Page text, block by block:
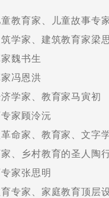
教育家、儿童故事专
学家、建筑教育家梁
魏书生
冯恩洪
学家、教育家马寅初
家顾泠沅
命家、教育家、文字
、乡村教育的圣人陶
家张思明
专家、家庭教育顶层